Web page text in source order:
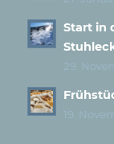
Start in
29.
19.